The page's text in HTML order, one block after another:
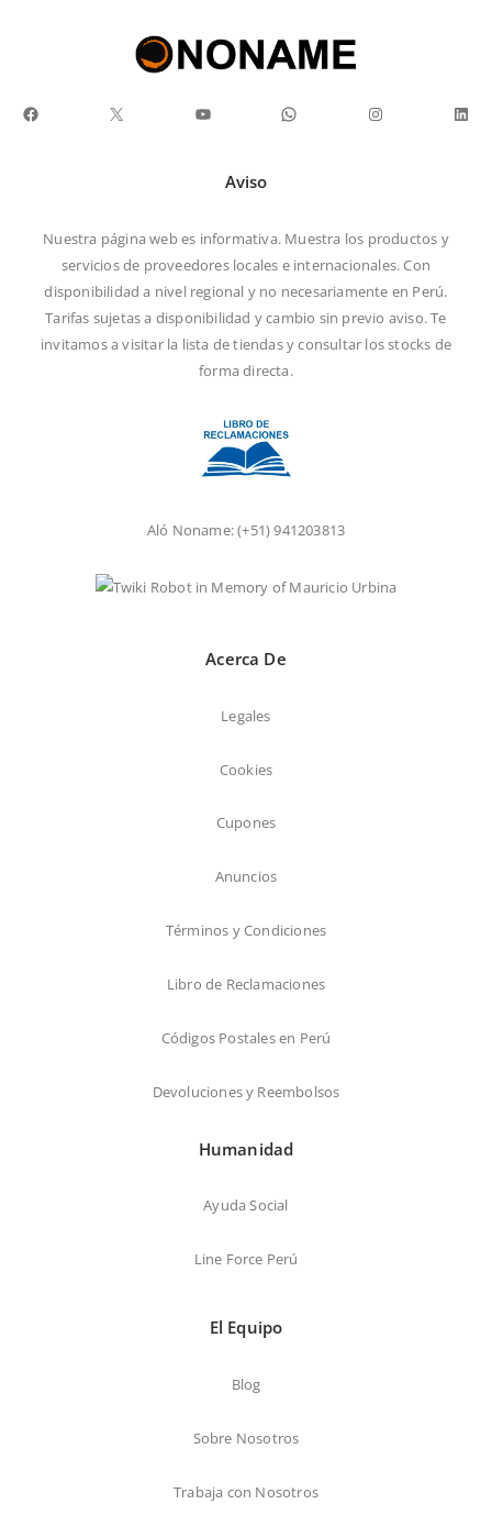
Facebook X YouTube WhatsApp Instagram
Aviso
Nuestra página web es informativa. Muestra los productos y
servicios de proveedores locales e internacionales. Con
disponibilidad a nivel regional y no necesariamente en Perú.
Tarifas sujetas a disponibilidad y cambio sin previo aviso. Te
invitamos a visitar la lista de tiendasy consultar los stocks de
forma directa.
Aló Noname:(+51) 941203813
Acerca De
Legales
Cookies
Cupones
Anuncios
Términos y Condiciones
Libro de Reclamaciones
Códigos Postales en Perú
Devoluciones y Reembolsos
Humanidad
Ayuda Social
Line Force Perú
El Equipo
Blog
Sobre Nosotros
Trabaja con Nosotros